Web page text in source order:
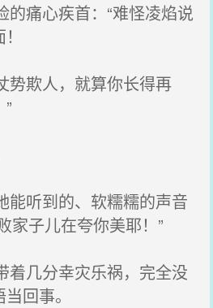
痛心疾首：“难怪凌焰说
欺人，就算你长得再
听到的、软糯糯的声音
家子儿在夸你美耶！”
几分幸灾乐祸，完全没
回事。